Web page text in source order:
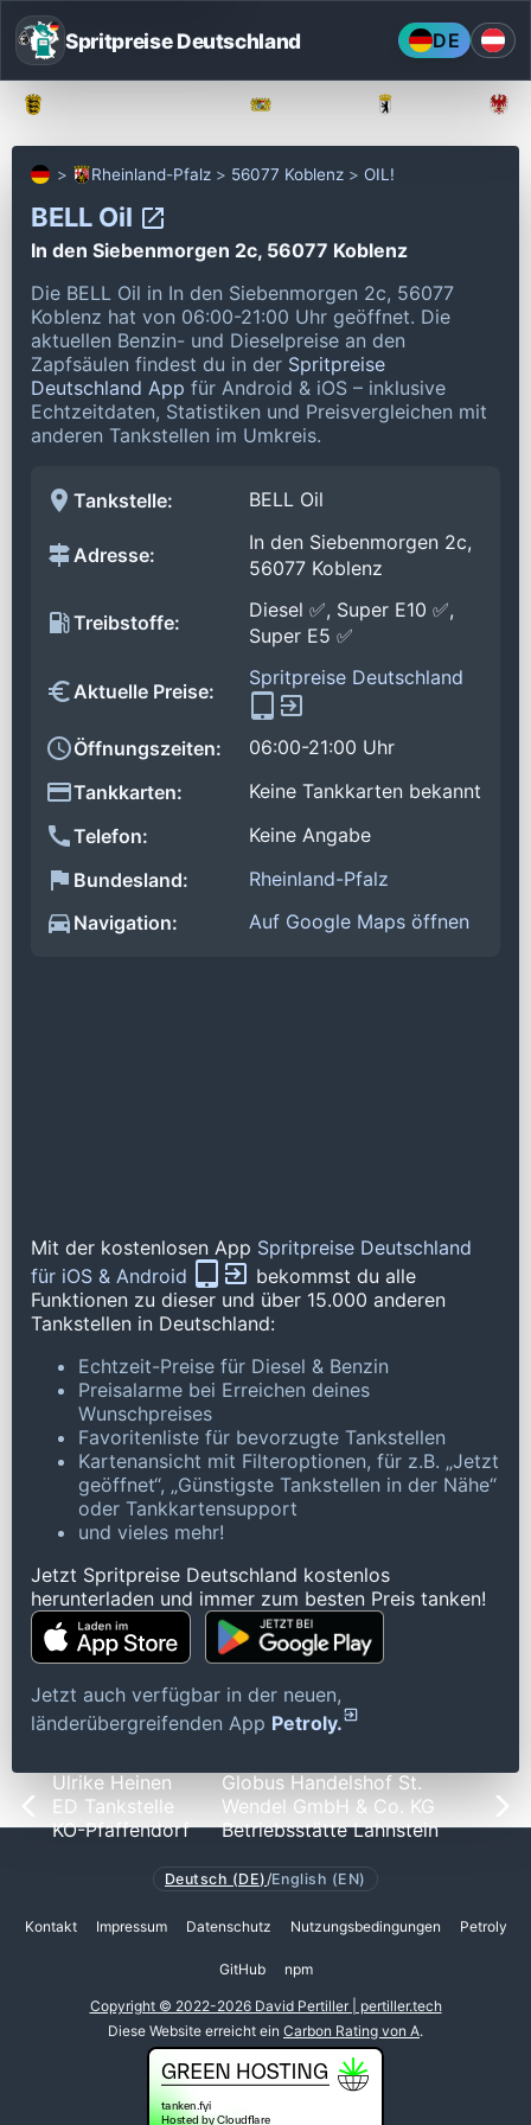
Spritpreise Deutschland DE
Rheinland-Pfalz 56077 Koblenz OIL!
BELL Oil
In den Siebenmorgen 2c, 56077 Koblenz
Die BELL Oil in In den Siebenmorgen 2c, 56077
Koblenz hat von 06:00-21:00 Uhr geöffnet. Die
aktuellen Benzin- und Dieselpreise an den
Zapfsäulen findest du in der Spritpreise
Deutschland App für Android & iOS – inklusive
Echtzeitdaten, Statistiken und Preisvergleichen mit
anderen Tankstellen im Umkreis.
Tankstelle: BELL Oil
Adresse:
In den Siebenmorgen 2c,
56077 Koblenz
Treibstoffe:
Diesel ✅, Super E10 ✅,
Super E5 ✅
Aktuelle Preise:
Spritpreise Deutschland
Öffnungszeiten:
06:00-21:00 Uhr
Tankkarten:
Keine Tankkarten bekannt
Telefon:
Keine Angabe
Bundesland:
Rheinland-Pfalz
Navigation:
Auf Google Maps öffnen
Mit der kostenlosen App Spritpreise Deutschland
für iOS & Android
bekommst du alle
Funktionen zu dieser und über 15.000 anderen
Tankstellen in Deutschland:
Echtzeit-Preise für Diesel & Benzin
Preisalarme bei Erreichen deines
Wunschpreises
Favoritenliste für bevorzugte Tankstellen
Kartenansicht mit Filteroptionen, für z.B. „Jetzt
geöffnet“, „Günstigste Tankstellen in der Nähe“
oder Tankkartensupport
und vieles mehr!
Jetzt Spritpreise Deutschland kostenlos
herunterladen und immer zum besten Preis tanken!
Jetzt auch verfügbar in der neuen,
länderübergreifenden App Petroly.
Ulrike Heinen
ED Tankstelle
KO-Pfaffendorf
Globus Handelshof St.
Wendel GmbH & Co. KG
Betriebsstätte Lahnstein
Deutsch (DE) /English (EN)
Kontakt Impressum Datenschutz Nutzungsbedingungen Petroly
GitHub npm
Copyright © 2022-2026 David Pertiller | pertiller.tech
Diese Website erreicht ein Carbon Rating von A.